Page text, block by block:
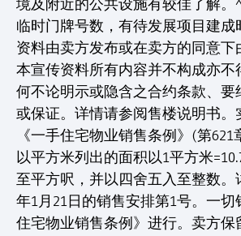
境及附近的公共设施有较佳了解。
临时门牌号数，有待发展项目建成
资料由卖方发布或在卖方的同意下
本宣传资料所有内容并不构成亦不
何不论明示或隐含之合约条款、要
或保证。详情请参阅售楼说明书。
《一手住宅物业销售条例》(第621
以平方米列出的面积以1平方米
至平方呎，并以四舍五入至整数。
年1月21日的销售安排第1号。一
住宅物业销售条例》进行。卖方保